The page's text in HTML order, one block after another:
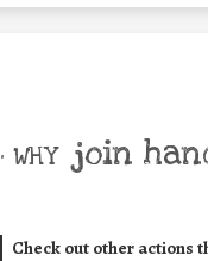
• WHY join
Check out other actions